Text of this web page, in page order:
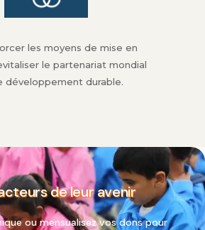
les moyens de mise en
le partenariat mondial
développement durable.
de leur avenir
ou mensualisez vos dons pour